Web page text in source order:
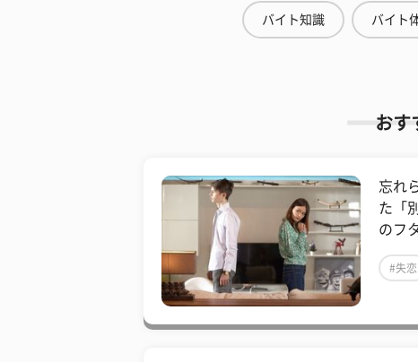
バイト知識 バイト
おす
忘れ
た「
のフ
#失恋